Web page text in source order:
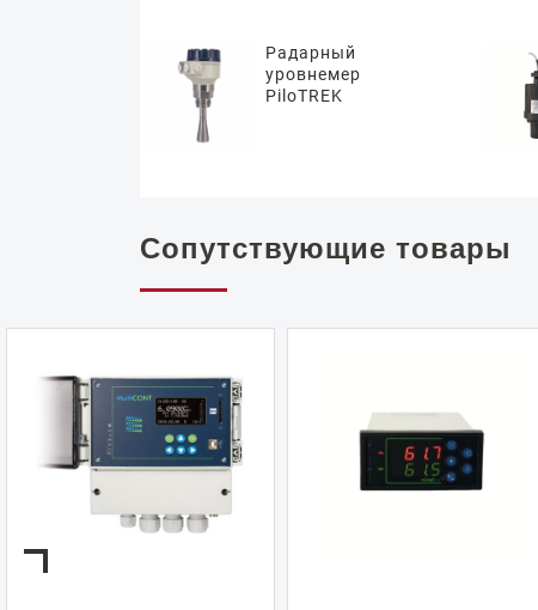
Радарный
уровнемер
PiloTREK
Сопутствующие товары